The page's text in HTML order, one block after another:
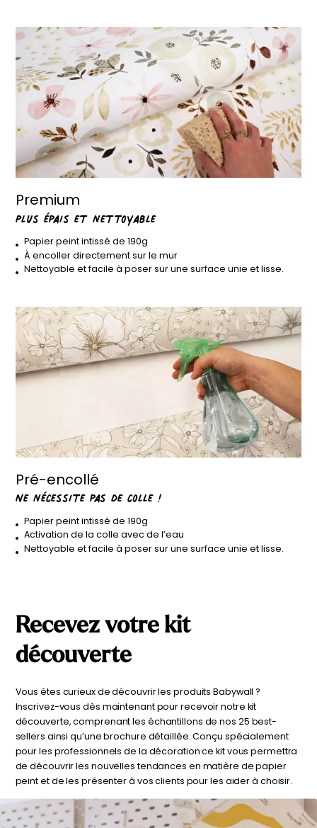
Premium
Plus épais et nettoyable
Papier peint intissé de 190g
À encoller directement sur le mur
Nettoyable et facile à poser sur une surface unie et lisse.
Pré-encollé
Ne nécessite pas de colle !
Papier peint intissé de 190g
Activation de la colle avec de l’eau
Nettoyable et facile à poser sur une surface unie et lisse.
Recevez votrekit
découverte
Vous êtes curieux de découvrir les produits Babywall ?
Inscrivez-vous dès maintenant pour recevoir notre kit
découverte, comprenant les échantillons de nos 25 best-
sellers ainsi qu’une brochure détaillée. Conçu spécialement
pour les professionnels de la décoration ce kit vous permettra
de découvrir les nouvelles tendances en matière de papier
peint et de les présenter à vos clients pour les aider à choisir.